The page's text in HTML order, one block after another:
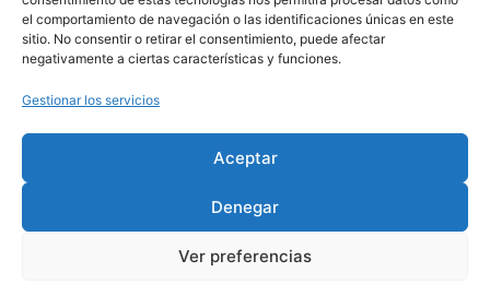
el comportamiento de navegación o las identificaciones únicas en este
sitio. No consentir o retirar el consentimiento, puede afectar
negativamente a ciertas características y funciones.
Gestionar los servicios
Aceptar
Denegar
Ver preferencias
alimentación complementaria.
Cómo iniciar la AC de forma segura.
Tipos de AC: Triturados – Baby Led Weaning (BLW).
Beneficios del BLW.
Alergias e intolerancias alimentarias.
Parte práctica: ejemplos de cortes de alimentos,
recomendaciones de utensilios (tipos de platos,
baberos, vasos, tronas, etc.).